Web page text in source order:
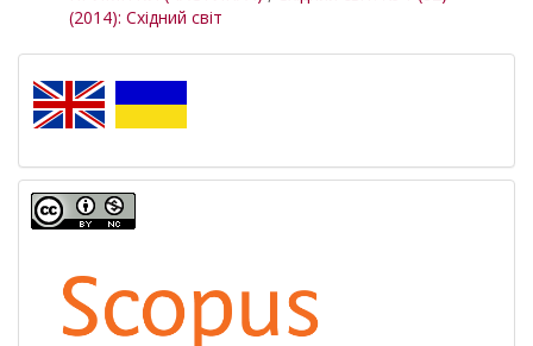
(2014): Східний світ